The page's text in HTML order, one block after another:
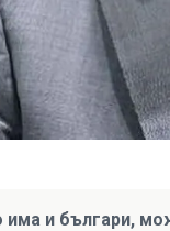
има и българи,